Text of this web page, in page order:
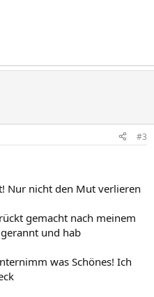
#3
Nur nicht den Mut verlieren
gemacht nach meinem
und hab
was Schönes! Ich